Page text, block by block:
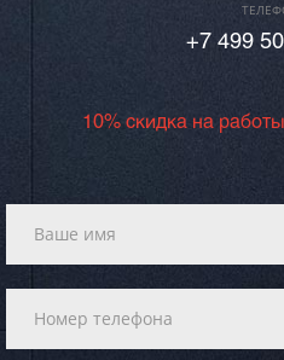
+7 499
10% скидка на